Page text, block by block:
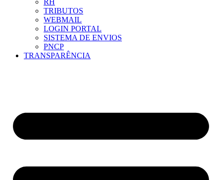
RH
TRIBUTOS
WEBMAIL
LOGIN PORTAL
SISTEMA DE ENVIOS
PNCP
TRANSPARÊNCIA